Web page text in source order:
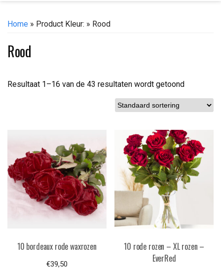
Home » Product Kleur: » Rood
Rood
Resultaat 1–16 van de 43 resultaten wordt getoond
10 bordeaux rode waxrozen
€39,50
10 rode rozen – XL rozen –
EverRed